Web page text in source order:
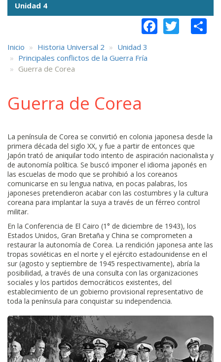
Unidad 4
Inicio Historia Universal 2
Unidad 3
Principales conflictos de la Guerra Fría
Guerra de Corea
Guerra de Corea
La península de Corea se convirtió en colonia japonesa desde la
primera década del siglo XX, y fue a partir de entonces que
Japón trató de aniquilar todo intento de aspiración nacionalista y
de autonomía política. Se buscó imponer el idioma japonés en
las escuelas de modo que se prohibió a los coreanos
comunicarse en su lengua nativa, en pocas palabras, los
japoneses pretendieron acabar con las costumbres y la cultura
coreana para implantar la suya a través de un férreo control
militar.
En la Conferencia de El Cairo (1° de diciembre de 1943), los
Estados Unidos, Gran Bretaña y China se comprometen a
restaurar la autonomía de Corea. La rendición japonesa ante las
tropas soviéticas en el norte y el ejército estadounidense en el
sur (agosto y septiembre de 1945 respectivamente), abría la
posibilidad, a través de una consulta con las organizaciones
sociales y los partidos democráticos existentes, del
establecimiento de un gobierno provisional representativo de
toda la península para conquistar su independencia.